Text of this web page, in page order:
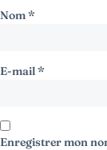
Nom*
E-mail*
Enregistrer mon